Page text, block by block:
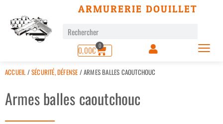
ARMURERIE DOUILLET
0,00€ 0
ACCUEIL /SÉCURITÉ, DÉFENSE / ARMES BALLES CAOUTCHOUC
Armes balles caoutchouc